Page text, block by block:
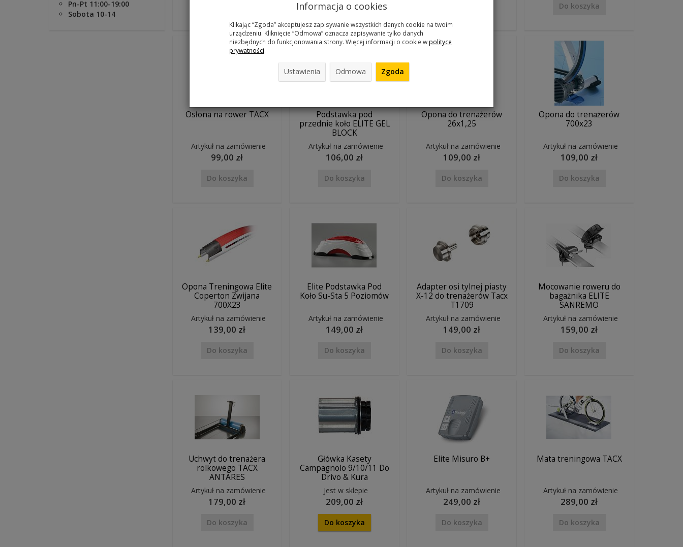
Do koszyka Do koszyka
Osłona na rower TACX
Artykuł na zamówienie
99,00 zł
Do koszyka
Podstawka pod
przednie koło ELITE GEL
BLOCK
Artykuł na zamówienie
106,00 zł
Do koszyka
Opona do trenażerów
26x1,25
Artykuł na zamówienie
109,00 zł
Do koszyka
Opona do trenażerów
700x23
Artykuł na zamówienie
109,00 zł
Do koszyka
Opona Treningowa Elite
Coperton Zwijana
700X23
Artykuł na zamówienie
139,00 zł
Do koszyka
Elite Podstawka Pod
Koło Su-Sta 5 Poziomów
Artykuł na zamówienie
149,00 zł
Do koszyka
Adapter osi tylnej piasty
X-12 do trenażerów Tacx
T1709
Artykuł na zamówienie
149,00 zł
Do koszyka
Mocowanie roweru do
bagażnika ELITE
SANREMO
Artykuł na zamówienie
159,00 zł
Do koszyka
Uchwyt do trenażera
rolkowego TACX
ANTARES
Artykuł na zamówienie
179,00 zł
Do koszyka
Główka Kasety
Campagnolo 9/10/11 Do
Drivo & Kura
Jest w sklepie
209,00 zł
Do koszyka
Elite Misuro B+
Artykuł na zamówienie
249,00 zł
Do koszyka
Mata treningowa TACX
Artykuł na zamówienie
289,00 zł
Do koszyka
Pn-Pt 11:00-19:00
Sobota 10-14
Informacja o cookies
Klikając “Zgoda” akceptujesz zapisywanie wszystkich danych cookie na twoim
urządzeniu. Kliknięcie “Odmowa” oznacza zapisywanie tylko danych
niezbędnych do funkcjonowania strony. Więcej informacji o cookie w polityce
prywatności.
Ustawienia Odmowa Zgoda